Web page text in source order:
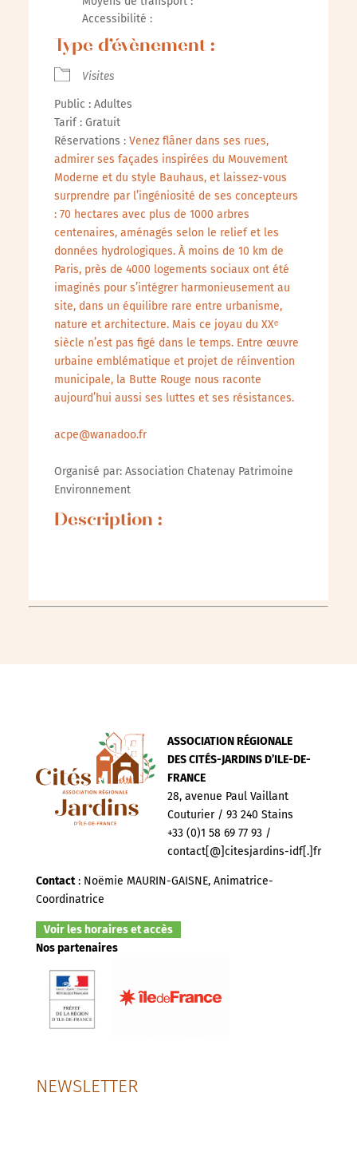
Accessibilité :
Type d’évènement :
Visites
Public : Adultes
Tarif : Gratuit
Réservations : Venez flâner dans ses rues,
admirer ses façades inspirées du Mouvement
Moderne et du style Bauhaus, et laissez-vous
surprendre par l’ingéniosité de ses concepteurs
: 70 hectares avec plus de 1000 arbres
centenaires, aménagés selon le relief et les
données hydrologiques. À moins de 10 km de
Paris, près de 4000 logements sociaux ont été
imaginés pour s’intégrer harmonieusement au
site, dans un équilibre rare entre urbanisme,
nature et architecture. Mais ce joyau du XXᵉ
siècle n’est pas figé dans le temps. Entre œuvre
urbaine emblématique et projet de réinvention
municipale, la Butte Rouge nous raconte
aujourd’hui aussi ses luttes et ses résistances.
acpe@wanadoo.fr
Organisé par: Association Chatenay Patrimoine
Environnement
Description :
ASSOCIATION RÉGIONALE
DES CITÉS-JARDINS D’ILE-DE-
FRANCE
28, avenue Paul Vaillant
Couturier / 93 240 Stains
+33 (0)1 58 69 77 93 /
contact[@]citesjardins-idf[.]fr
Contact: Noëmie MAURIN-GAISNE, Animatrice-
Coordinatrice
Voir les horaires et accès
Nos partenaires
NEWSLETTER